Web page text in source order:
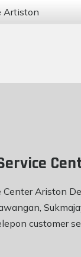
Artiston
Center Ariston
customer